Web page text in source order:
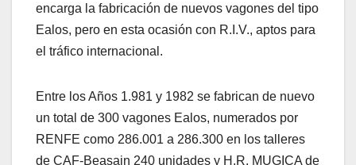
encarga la fabricación de nuevos vagones del tipo
Ealos, pero en esta ocasión con R.I.V., aptos para
el tráfico internacional.
Entre los Años 1.981 y 1982 se fabrican de nuevo
un total de 300 vagones Ealos, numerados por
RENFE como 286.001 a 286.300 en los talleres
de CAF-Beasain 240 unidades y H.R. MUGICA de